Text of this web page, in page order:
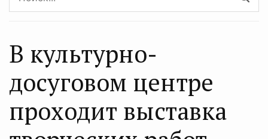
В культурно-
досуговом центре
проходит выставка